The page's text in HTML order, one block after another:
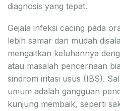
diagnosis yang tepat.
Gejala infeksi cacing pada
lebih samar dan mudah
mengaitkan keluhannya
atau masalah pencernaan
sindrom iritasi usus (IBS).
umum adalah gangguan
kunjung membaik, seperti